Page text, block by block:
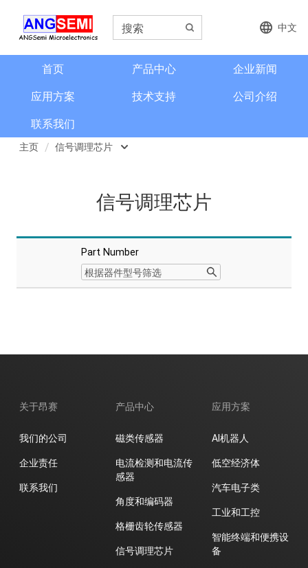
中文
首页 产品中心
企业新闻
应用方案
技术支持
公司介绍
联系我们
主页 信号调理芯片
电流检测和电流传感器
角度和编码器
格栅齿轮传感器
LCD/AMOLED屏偏压
信号调理芯片
Part Number
关于昂赛
我们的公司
企业责任
联系我们
产品中心
磁类传感器
电流检测和电流传
感器
角度和编码器
格栅齿轮传感器
信号调理芯片
应用方案
AI机器人
低空经济体
汽车电子类
工业和工控
智能终端和便携设
备